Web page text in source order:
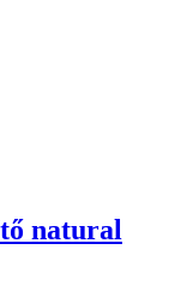
natural